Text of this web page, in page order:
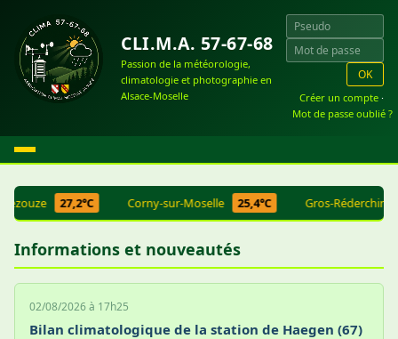
CLI.M.A. 57-67-68
Passion de la météorologie,
climatologie et photographie en
Alsace-Moselle
OK
Créer un compte ·
Mot de passe oublié ?
27,2°C Corny-sur-Moselle 25,4°C Gros-Réderching
Informations et nouveautés
02/08/2026 à 17h25
Bilan climatologique de la station de Haegen (67)